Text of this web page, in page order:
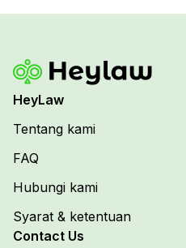
HeyLaw
Tentang kami
FAQ
Hubungi kami
Syarat & ketentuan
Contact Us